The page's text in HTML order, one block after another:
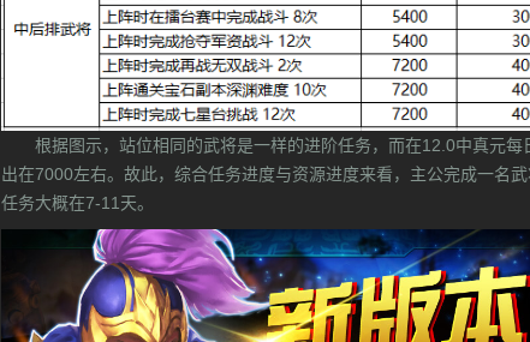
15153
爪游控
齐齐乐手游网
笨手机
9669手游网
高手游
4399手机游戏网
1688玩
游戏快问
搜狐手游
玩客
游戏葡萄
超好玩
游戏狗
手游党
游戏多
安粉丝
不凡网
小皮手游
996
5G
星游网
掌游网
手游巴士
根据图示，站位相同的武将是一样的进阶任务，而在12.0中真元每
出在7000左右。故此，综合任务进度与资源进度来看，主公完成一名
任务大概在7-11天。